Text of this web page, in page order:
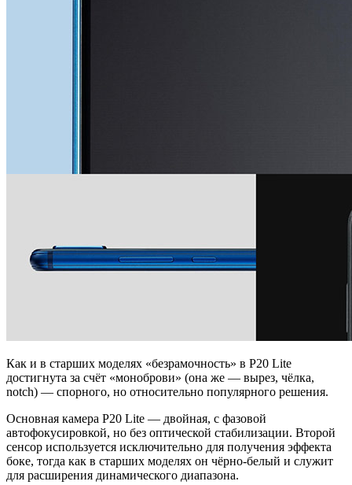
Как и в старших моделях «безрамочность» в P20 Lite
достигнута за счёт «моноброви» (она же — вырез, чёлка,
notch) — спорного, но относительно популярного решения.
Основная камера P20 Lite — двойная, с фазовой
автофокусировкой, но без оптической стабилизации. Второй
сенсор используется исключительно для получения эффекта
боке, тогда как в старших моделях он чёрно-белый и служит
для расширения динамического диапазона.